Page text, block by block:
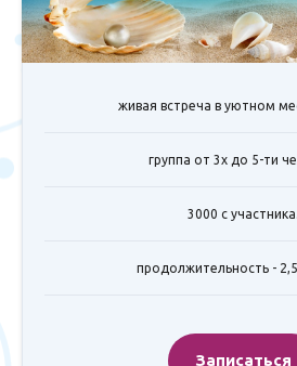
живая встреча в уютном
группа от 3х до 5-ти
3000 с участника.
продолжительность -
Записаться